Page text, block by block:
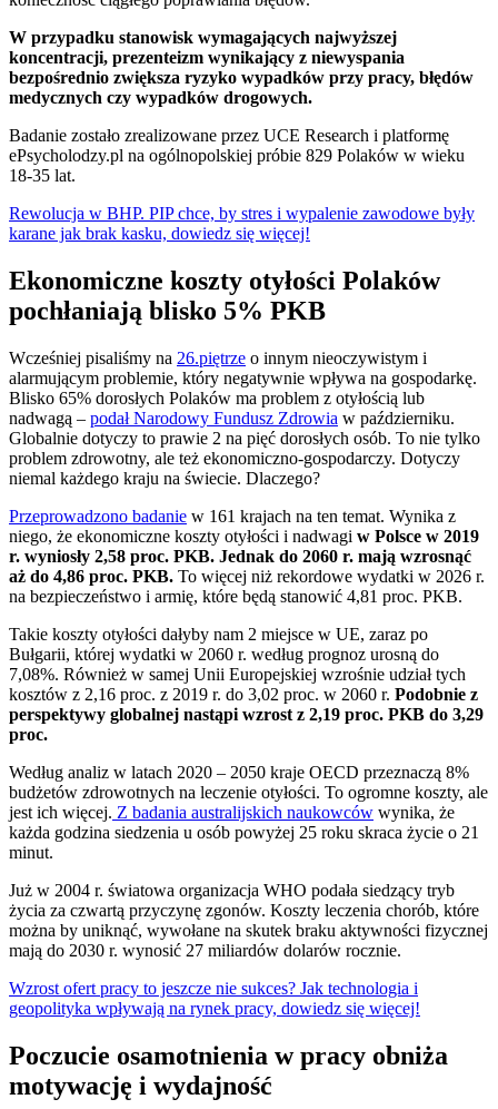
W przypadku stanowisk wymagających najwyższej
koncentracji, prezenteizm wynikający z niewyspania
bezpośrednio zwiększa ryzyko wypadków przy pracy, błędów
medycznych czy wypadków drogowych.
Badanie zostało zrealizowane przez UCE Research i platformę
ePsycholodzy.pl na ogólnopolskiej próbie 829 Polaków w wieku
18-35 lat.
Rewolucja w BHP. PIP chce, by stres i wypalenie zawodowe były
karane jak brak kasku, dowiedz się więcej!
Ekonomiczne koszty otyłości Polaków
pochłaniają blisko 5% PKB
Wcześniej pisaliśmy na 26.piętrze o innym nieoczywistym i
alarmującym problemie, który negatywnie wpływa na gospodarkę.
Blisko 65% dorosłych Polaków ma problem z otyłością lub
nadwagą – podał Narodowy Fundusz Zdrowia w październiku.
Globalnie dotyczy to prawie 2 na pięć dorosłych osób. To nie tylko
problem zdrowotny, ale też ekonomiczno-gospodarczy. Dotyczy
niemal każdego kraju na świecie. Dlaczego?
Przeprowadzono badanie w 161 krajach na ten temat. Wynika z
niego, że ekonomiczne koszty otyłości i nadwagi w Polsce w 2019
r. wyniosły 2,58 proc. PKB. Jednak do 2060 r. mają wzrosnąć
aż do 4,86 proc. PKB. To więcej niż rekordowe wydatki w 2026 r.
na bezpieczeństwo i armię, które będą stanowić 4,81 proc. PKB.
Takie koszty otyłości dałyby nam 2 miejsce w UE, zaraz po
Bułgarii, której wydatki w 2060 r. według prognoz urosną do
7,08%. Również w samej Unii Europejskiej wzrośnie udział tych
kosztów z 2,16 proc. z 2019 r. do 3,02 proc. w 2060 r. Podobnie z
perspektywy globalnej nastąpi wzrost z 2,19 proc. PKB do 3,29
proc.
Według analiz w latach 2020 – 2050 kraje OECD przeznaczą 8%
budżetów zdrowotnych na leczenie otyłości. To ogromne koszty, ale
jest ich więcej. Z badania australijskich naukowców wynika, że
każda godzina siedzenia u osób powyżej 25 roku skraca życie o 21
minut.
Już w 2004 r. światowa organizacja WHO podała siedzący tryb
życia za czwartą przyczynę zgonów. Koszty leczenia chorób, które
można by uniknąć, wywołane na skutek braku aktywności fizycznej
mają do 2030 r. wynosić 27 miliardów dolarów rocznie.
Wzrost ofert pracy to jeszcze nie sukces? Jak technologia i
geopolityka wpływają na rynek pracy, dowiedz się więcej!
Poczucie osamotnienia w pracy obniża
motywację i wydajność